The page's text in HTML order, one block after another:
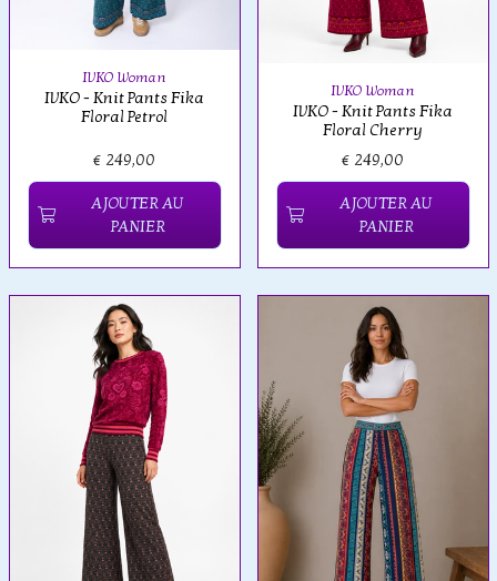
IVKO Woman
IVKO - Knit Pants Fika
Floral Petrol
€ 249,00
AJOUTER AU
PANIER
IVKO Woman
IVKO - Knit Pants Fika
Floral Cherry
€ 249,00
AJOUTER AU
PANIER